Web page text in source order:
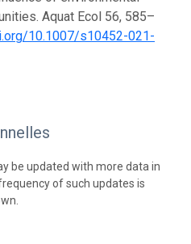
Aquat Ecol 56, 585–
10.1007/s10452-021-
be updated with more data in
of such updates is